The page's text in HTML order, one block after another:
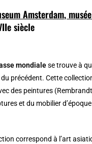
Amsterdam,
siècle
mondialese trouve à
précédent. Cette
des peintures
et du mobilier
correspond à l’art